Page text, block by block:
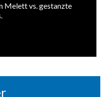
Melett vs. gestanzte